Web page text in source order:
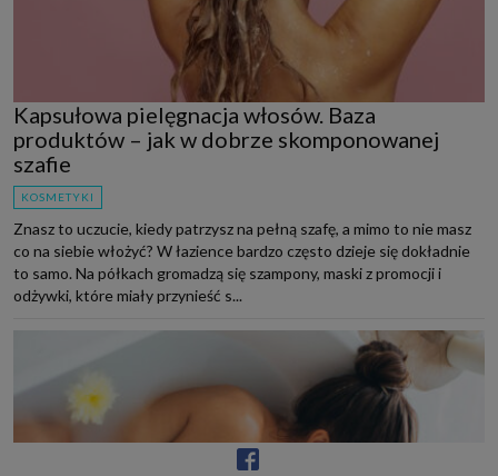
Kapsułowa pielęgnacja włosów. Baza
produktów – jak w dobrze skomponowanej
szafie
KOSMETYKI
Znasz to uczucie, kiedy patrzysz na pełną szafę, a mimo to nie masz
co na siebie włożyć? W łazience bardzo często dzieje się dokładnie
to samo. Na półkach gromadzą się szampony, maski z promocji i
odżywki, które miały przynieść s...